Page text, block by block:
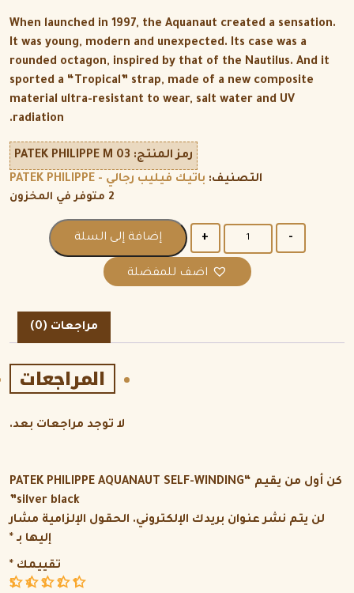
When launched in 1997, the Aquanaut created a sensation.
It was young, modern and unexpected. Its case was a
rounded octagon, inspired by that of the Nautilus. And it
sported a “Tropical” strap, made of a new composite
material ultra-resistant to wear, salt water and UV
radiation.
رمز المنتج:PATEK PHILIPPE M 03
التصنيف:باتيك فيليب رجالي - PATEK PHILIPPE
2 متوفر في المخزون
إضافة إلى السلة
اضف للمفضلة
مراجعات (0)
المراجعات
لا توجد مراجعات بعد.
كن أول من يقيم “PATEK PHILIPPE AQUANAUT SELF-WINDING
silver black”
لن يتم نشر عنوان بريدك الإلكتروني. الحقول الإلزامية مشار
إليها بـ*
تقييمك*
1
2
3
4
5